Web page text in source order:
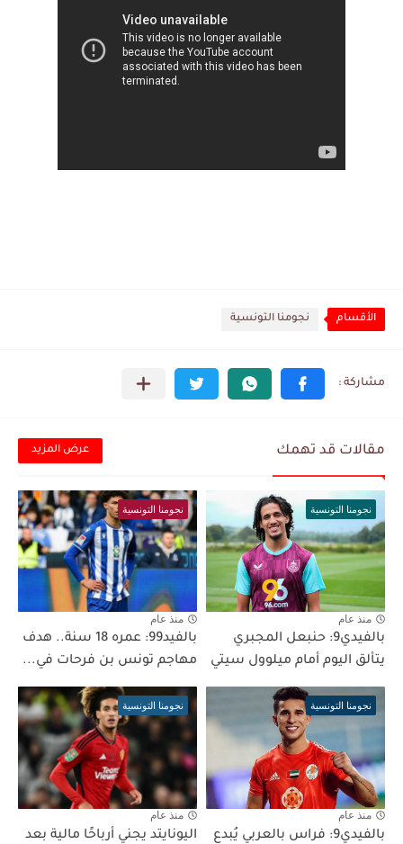
الأقسام نجومنا التونسية
مقالات قد تهمك عرض المزيد
نجومنا التونسية
منذ عام
بالفيدي9: حنبعل المجبري
يتألق اليوم أمام ميلوول سيتي
نجومنا التونسية
منذ عام
بالفيد99: عمره 18 سنة.. هدف
مهاجم تونس بن فرحات في...
نجومنا التونسية
منذ عام
بالفيدي9: فراس بالعربي يُبدع
نجومنا التونسية
منذ عام
اليونايتد يجني أرباحًا مالية بعد